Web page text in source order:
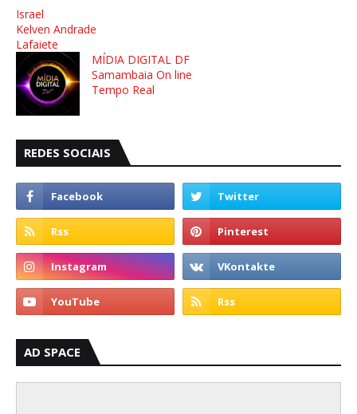
Israel
Kelven Andrade
Lafaiete
MÍDIA DIGITAL DF
Samambaia On line
Tempo Real
REDES SOCIAIS
AD SPACE